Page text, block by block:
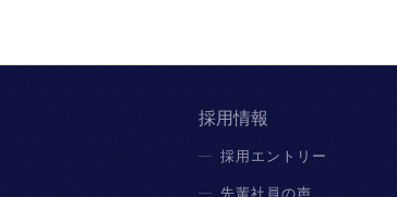
採用情報
採用エントリー
先輩社員の声